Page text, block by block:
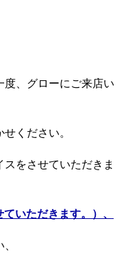
度、グローにご来店い
ください。
をさせていただきま
いただきます。）、